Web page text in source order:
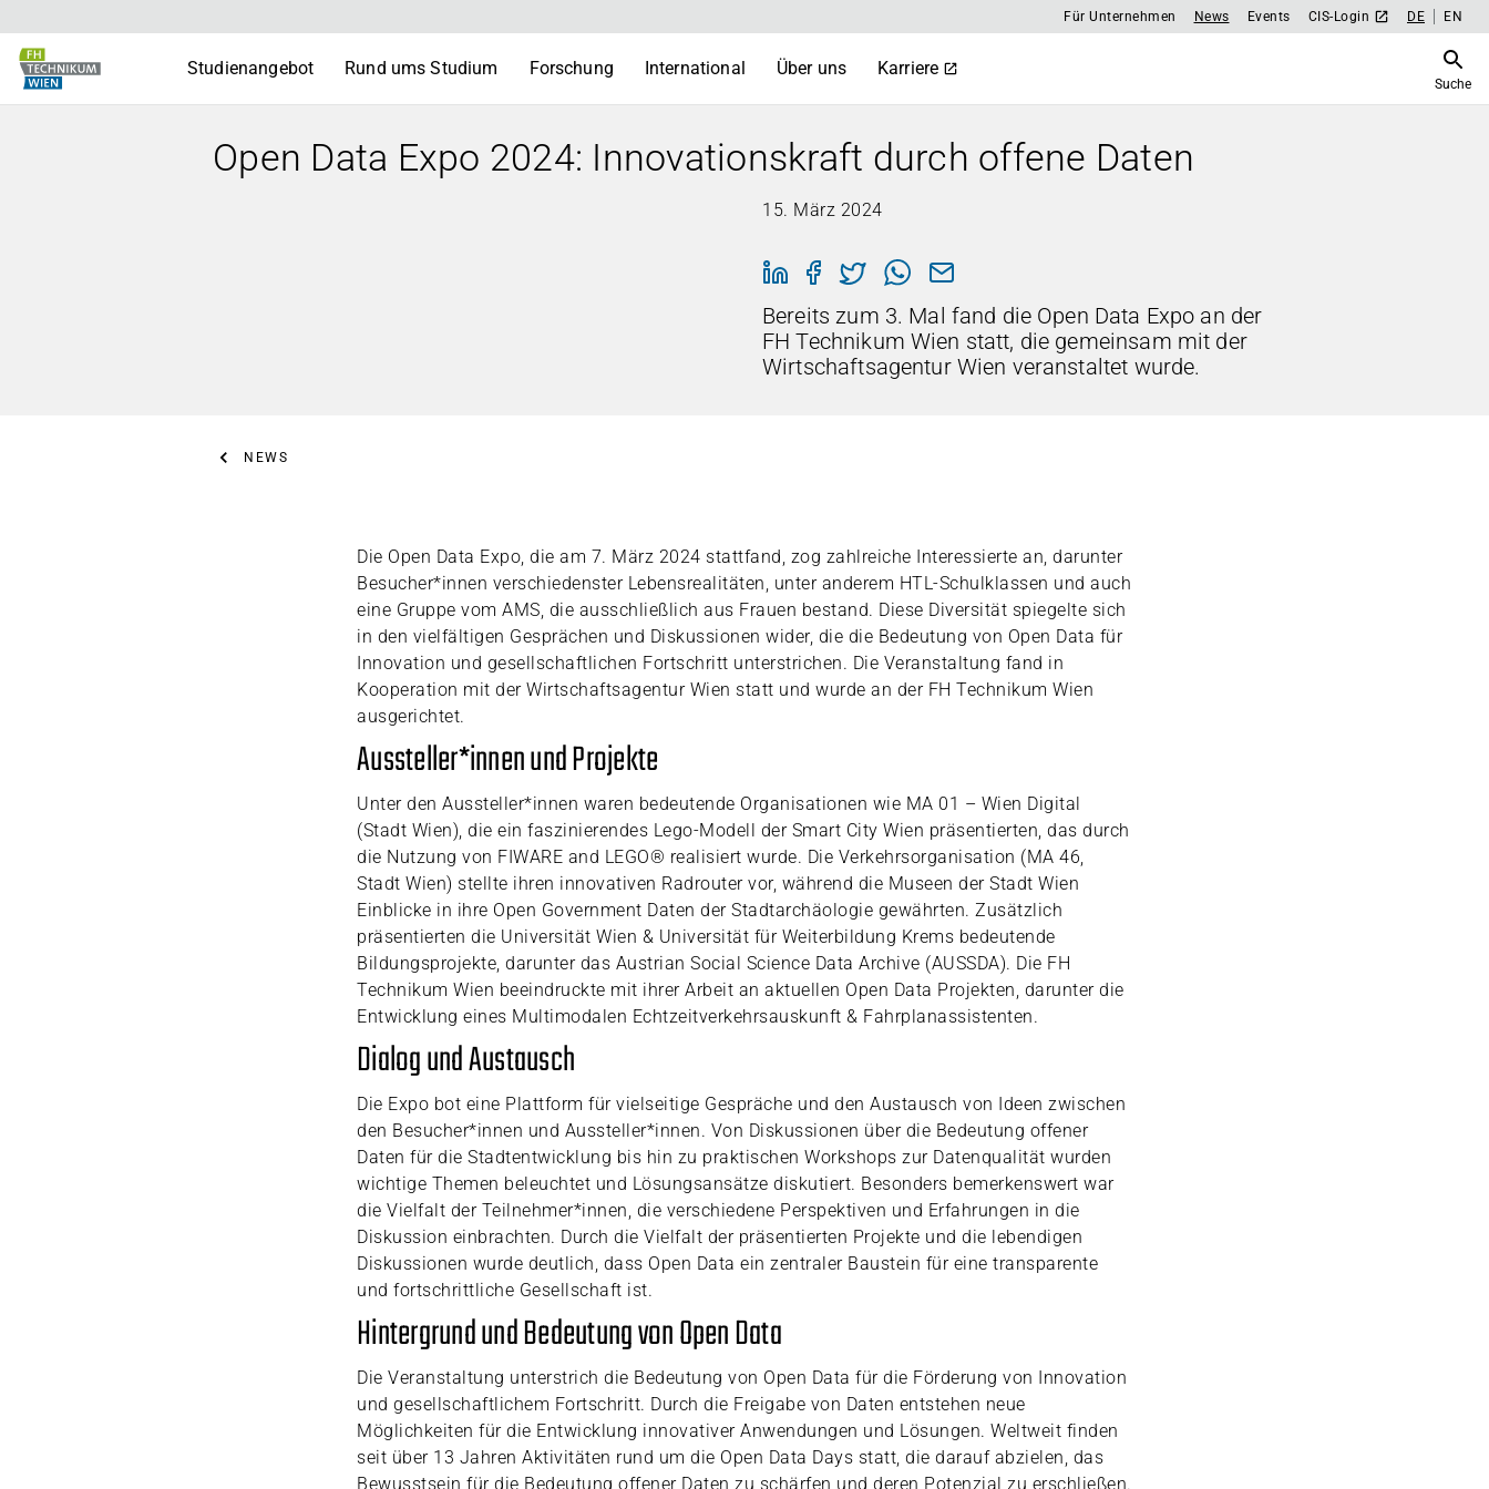
Für Unternehmen News Events CIS-Login DE EN
Studienangebot Rund ums Studium Forschung International Über uns Karriere
Suche
Open Data Expo 2024: Innovationskraft durch offene Daten
15. März 2024
Bereits zum 3. Mal fand die Open Data Expo an der
FH Technikum Wien statt, die gemeinsam mit der
Wirtschaftsagentur Wien veranstaltet wurde.
NEWS
Die Open Data Expo, die am 7. März 2024 stattfand, zog zahlreiche Interessierte an, darunter
Besucher*innen verschiedenster Lebensrealitäten, unter anderem HTL-Schulklassen und auch
eine Gruppe vom AMS, die ausschließlich aus Frauen bestand. Diese Diversität spiegelte sich
in den vielfältigen Gesprächen und Diskussionen wider, die die Bedeutung von Open Data für
Innovation und gesellschaftlichen Fortschritt unterstrichen. Die Veranstaltung fand in
Kooperation mit der Wirtschaftsagentur Wien statt und wurde an der FH Technikum Wien
ausgerichtet.
Aussteller*innen und Projekte
Unter den Aussteller*innen waren bedeutende Organisationen wie MA 01 – Wien Digital
(Stadt Wien), die ein faszinierendes Lego-Modell der Smart City Wien präsentierten, das durch
die Nutzung von FIWARE and LEGO® realisiert wurde. Die Verkehrsorganisation (MA 46,
Stadt Wien) stellte ihren innovativen Radrouter vor, während die Museen der Stadt Wien
Einblicke in ihre Open Government Daten der Stadtarchäologie gewährten. Zusätzlich
präsentierten die Universität Wien & Universität für Weiterbildung Krems bedeutende
Bildungsprojekte, darunter das Austrian Social Science Data Archive (AUSSDA). Die FH
Technikum Wien beeindruckte mit ihrer Arbeit an aktuellen Open Data Projekten, darunter die
Entwicklung eines Multimodalen Echtzeitverkehrsauskunft & Fahrplanassistenten.
Dialog und Austausch
Die Expo bot eine Plattform für vielseitige Gespräche und den Austausch von Ideen zwischen
den Besucher*innen und Aussteller*innen. Von Diskussionen über die Bedeutung offener
Daten für die Stadtentwicklung bis hin zu praktischen Workshops zur Datenqualität wurden
wichtige Themen beleuchtet und Lösungsansätze diskutiert. Besonders bemerkenswert war
die Vielfalt der Teilnehmer*innen, die verschiedene Perspektiven und Erfahrungen in die
Diskussion einbrachten. Durch die Vielfalt der präsentierten Projekte und die lebendigen
Diskussionen wurde deutlich, dass Open Data ein zentraler Baustein für eine transparente
und fortschrittliche Gesellschaft ist.
Hintergrund und Bedeutung von Open Data
Die Veranstaltung unterstrich die Bedeutung von Open Data für die Förderung von Innovation
und gesellschaftlichem Fortschritt. Durch die Freigabe von Daten entstehen neue
Möglichkeiten für die Entwicklung innovativer Anwendungen und Lösungen. Weltweit finden
seit über 13 Jahren Aktivitäten rund um die Open Data Days statt, die darauf abzielen, das
Bewusstsein für die Bedeutung offener Daten zu schärfen und deren Potenzial zu erschließen.